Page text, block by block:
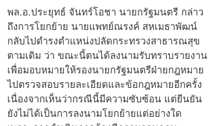
พล.อ.ประยุทธ์ จันทร์โอชา นายกรัฐมนตรี กล่าว
ถึงการโยกย้าย นายแพทย์ณรงค์ สหเมธาพัฒน์
กลับไปดำรงตำแหน่งปลัดกระทรวงสาธารณสุข
ตามเดิม ว่า ขณะนี้ตนได้ลงนามรับทราบรายงาน
เพื่อมอบหมายให้รองนายกรัฐมนตรีฝ่ายกฎหมาย
ไปตรวจสอบรายละเอียดและข้อกฎหมายอีกครั้ง
เนื่องจากเห็นว่ากรณีนี้มีความซับซ้อน แต่ยืนยัน
ยังไม่ได้เป็นการลงนามโยกย้ายแต่อย่างใด